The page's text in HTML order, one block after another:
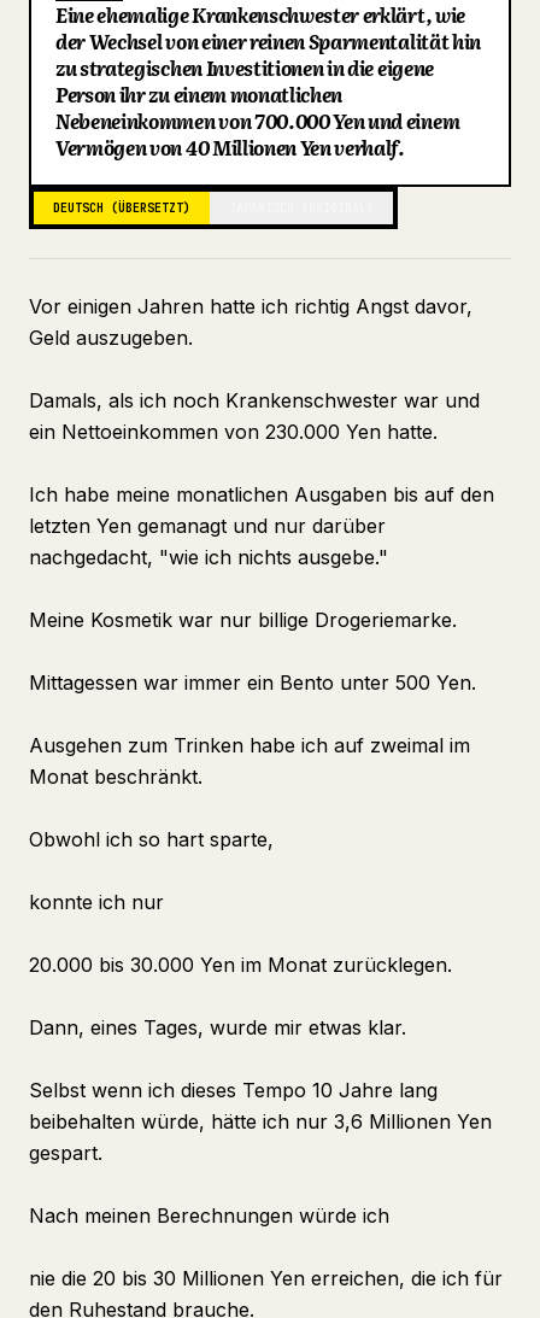
Blog
Updates
Eine ehemalige Krankenschwester erklärt, wie
der Wechsel von einer reinen Sparmentalität hin
zu strategischen Investitionen in die eigene
Person ihr zu einem monatlichen
Nebeneinkommen von 700.000 Yen und einem
Vermögen von 40 Millionen Yen verhalf.
DEUTSCH (ÜBERSETZT)
Vor einigen Jahren hatte ich richtig Angst davor,
Geld auszugeben.
Damals, als ich noch Krankenschwester war und
ein Nettoeinkommen von 230.000 Yen hatte.
Ich habe meine monatlichen Ausgaben bis auf den
letzten Yen gemanagt und nur darüber
nachgedacht, "wie ich nichts ausgebe."
Meine Kosmetik war nur billige Drogeriemarke.
Mittagessen war immer ein Bento unter 500 Yen.
Ausgehen zum Trinken habe ich auf zweimal im
Monat beschränkt.
Obwohl ich so hart sparte,
konnte ich nur
20.000 bis 30.000 Yen im Monat zurücklegen.
Dann, eines Tages, wurde mir etwas klar.
Selbst wenn ich dieses Tempo 10 Jahre lang
beibehalten würde, hätte ich nur 3,6 Millionen Yen
gespart.
Nach meinen Berechnungen würde ich
nie die 20 bis 30 Millionen Yen erreichen, die ich für
den Ruhestand brauche.